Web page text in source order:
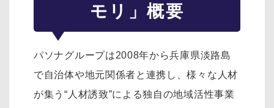
モリ」概要
パソナグループは2008年から兵庫県淡路島
で自治体や地元関係者と連携し、様々な人材
が集う“人材誘致”による独自の地域活性事業